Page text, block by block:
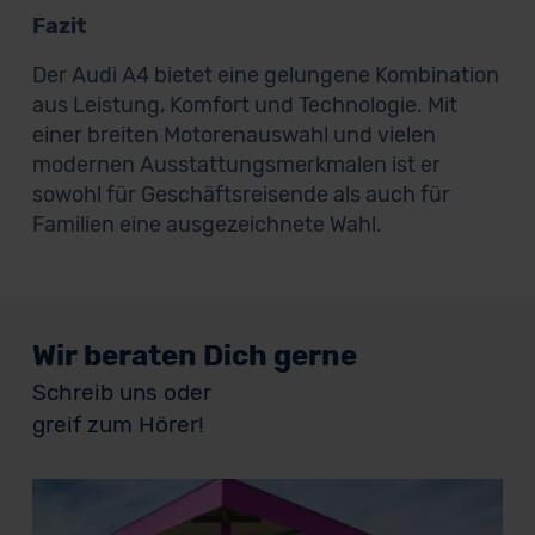
Fazit
Der Audi A4 bietet eine gelungene Kombination
aus Leistung, Komfort und Technologie. Mit
einer breiten Motorenauswahl und vielen
modernen Ausstattungsmerkmalen ist er
sowohl für Geschäftsreisende als auch für
Familien eine ausgezeichnete Wahl.
Wir beraten Dich gerne
Schreib uns oder
greif zum Hörer!